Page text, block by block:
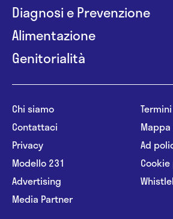
Diagnosi e Prevenzione
Alimentazione
Genitorialità
Chi siamo
Contattaci
Privacy
Modello 231
Advertising
Media Partner
Ad